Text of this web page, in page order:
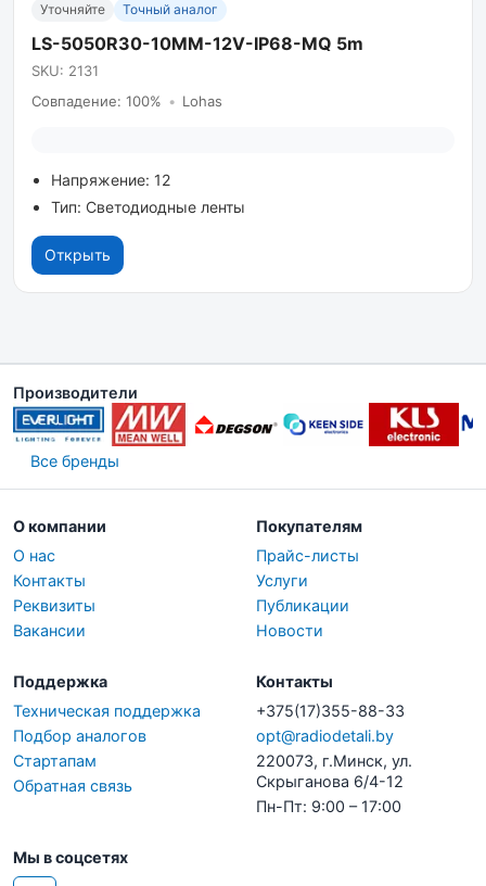
Уточняйте Точный аналог
LS-5050R30-10MM-12V-IP68-MQ 5m
SKU: 2131
Совпадение: 100% • Lohas
Напряжение: 12
Тип: Светодиодные ленты
Открыть
Производители
Все бренды
О компании
О нас
Контакты
Реквизиты
Вакансии
Покупателям
Прайс-листы
Услуги
Публикации
Новости
Поддержка
Техническая поддержка
Подбор аналогов
Стартапам
Обратная связь
Контакты
+375(17)355-88-33
opt@radiodetali.by
220073, г.Минск, ул.
Скрыганова 6/4-12
Пн-Пт: 9:00 – 17:00
Мы в соцсетях